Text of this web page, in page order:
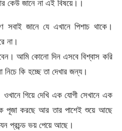
কেউ জানে না এই বিষয়ে।।
সবাই জানে যে এখানে পিশাচ থাকে।
না।
আমি কোনো দিন এসবে বিশ্বাস করি
কি হচ্ছে তা দেখার জন্য।
গিয়ে দেখি এক যোগী সেখানে এক
পূজা করছে আর তার পাশেই শুয়ে আছে
প্রচন্ড ভয় পেয়ে আছে।